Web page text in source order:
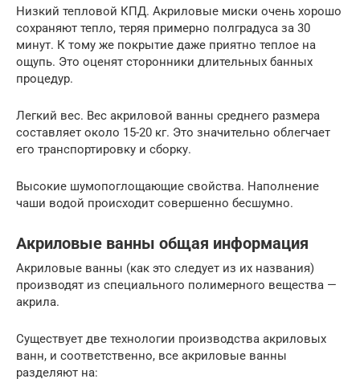
Низкий тепловой КПД. Акриловые миски очень хорошо
сохраняют тепло, теряя примерно полградуса за 30
минут. К тому же покрытие даже приятно теплое на
ощупь. Это оценят сторонники длительных банных
процедур.
Легкий вес. Вес акриловой ванны среднего размера
составляет около 15-20 кг. Это значительно облегчает
его транспортировку и сборку.
Высокие шумопоглощающие свойства. Наполнение
чаши водой происходит совершенно бесшумно.
Акриловые ванны общая информация
Акриловые ванны (как это следует из их названия)
производят из специального полимерного вещества —
акрила.
Существует две технологии производства акриловых
ванн, и соответственно, все акриловые ванны
разделяют на: